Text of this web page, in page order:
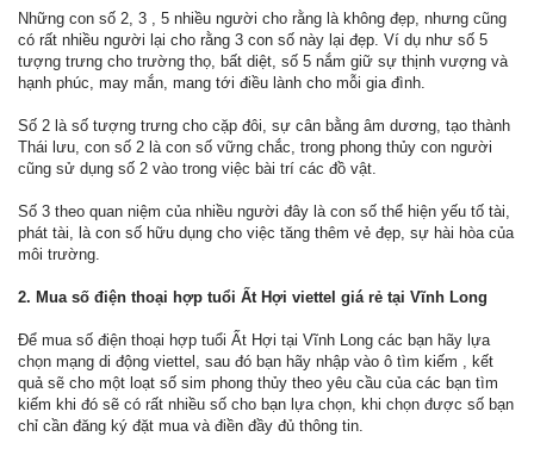
Những con số 2, 3 , 5 nhiều người cho rằng là không đẹp, nhưng cũng
có rất nhiều người lại cho rằng 3 con số này lại đẹp. Ví dụ như số 5
tượng trưng cho trường thọ, bất diệt, số 5 nắm giữ sự thịnh vượng và
hạnh phúc, may mắn, mang tới điều lành cho mỗi gia đình.
Số 2 là số tượng trưng cho cặp đôi, sự cân bằng âm dương, tạo thành
Thái lưu, con số 2 là con số vững chắc, trong phong thủy con người
cũng sử dụng số 2 vào trong việc bài trí các đồ vật.
Số 3 theo quan niệm của nhiều người đây là con số thể hiện yếu tố tài,
phát tài, là con số hữu dụng cho việc tăng thêm vẻ đẹp, sự hài hòa của
môi trường.
2. Mua số điện thoại hợp tuổi Ất Hợi viettel giá rẻ tại Vĩnh Long
Để mua số điện thoại hợp tuổi Ất Hợi tại Vĩnh Long các bạn hãy lựa
chọn mạng di động viettel, sau đó bạn hãy nhập vào ô tìm kiếm , kết
quả sẽ cho một loạt số sim phong thủy theo yêu cầu của các bạn tìm
kiếm khi đó sẽ có rất nhiều số cho bạn lựa chọn, khi chọn được số bạn
chỉ cần đăng ký đặt mua và điền đầy đủ thông tin.